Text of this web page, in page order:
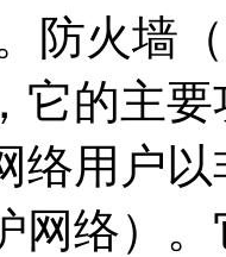
防火墙
它的主
络用户
网络）